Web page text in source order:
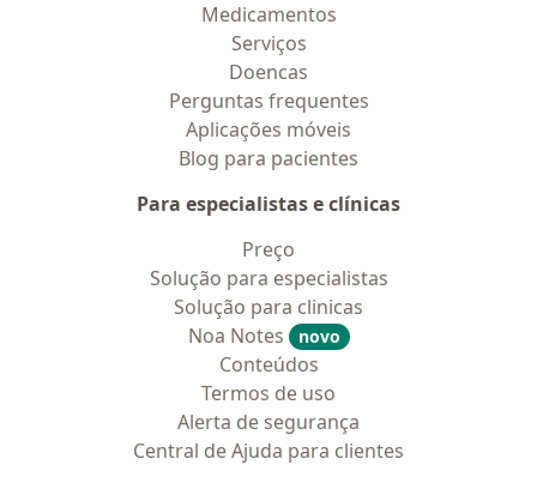
Medicamentos
Serviços
Doencas
Perguntas frequentes
Aplicações móveis
Blog para pacientes
Para especialistas e clínicas
Preço
Solução para especialistas
Solução para clinicas
Noa Notes
novo
Conteúdos
Termos de uso
Alerta de segurança
Central de Ajuda para clientes